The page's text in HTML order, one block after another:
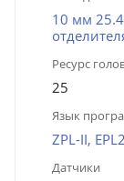
10 мм
Ресурс
25
Язык
ZPL-II,
Датчики